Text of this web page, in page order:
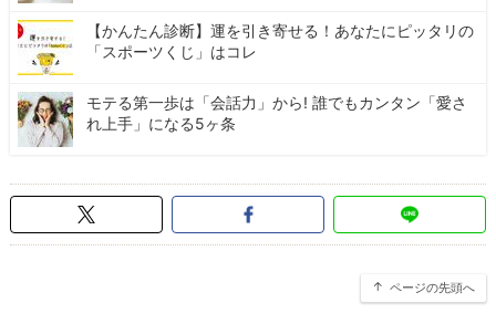
【かんたん診断】運を引き寄せる！あなたにピッタリの
「スポーツくじ」はコレ
モテる第一歩は「会話力」から! 誰でもカンタン「愛さ
れ上手」になる5ヶ条
ページの先頭へ